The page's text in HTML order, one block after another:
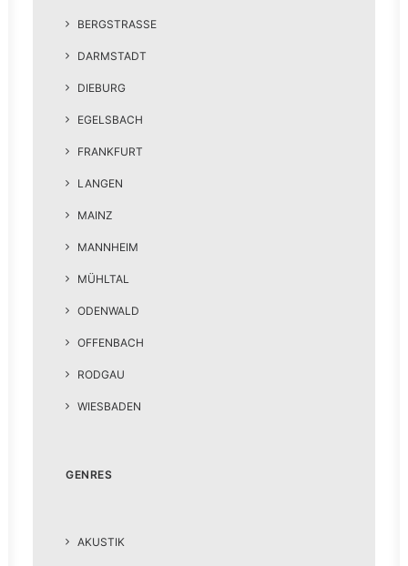
BERGSTRASSE
DARMSTADT
DIEBURG
EGELSBACH
FRANKFURT
LANGEN
MAINZ
MANNHEIM
MÜHLTAL
ODENWALD
OFFENBACH
RODGAU
WIESBADEN
GENRES
AKUSTIK